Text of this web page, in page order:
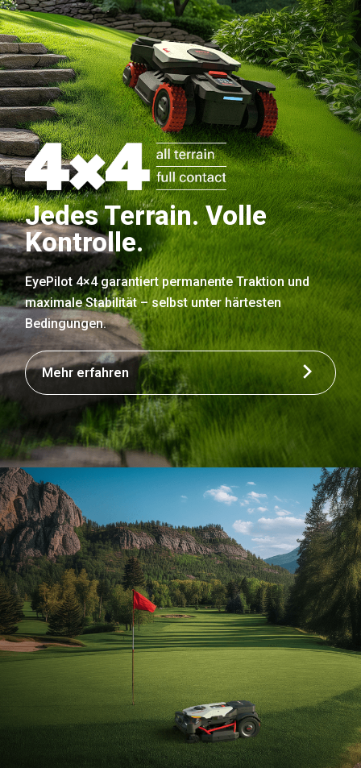
Jedes Terrain. Volle
Kontrolle.
EyePilot 4×4 garantiert permanente Traktion und
maximale Stabilität – selbst unter härtesten
Bedingungen.
Mehr erfahren